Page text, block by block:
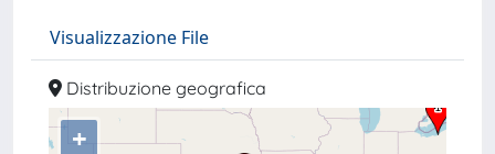
Visualizzazione File
Distribuzione geografica
+